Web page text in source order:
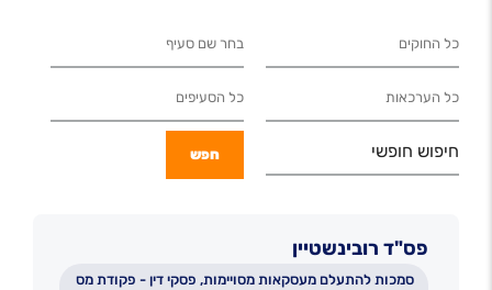
חיפוש חופשי
פס"ד רובינשטיין
סמכות להתעלם מעסקאות מסויימות, פסקי דין - פקודת מס